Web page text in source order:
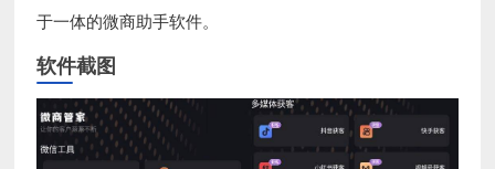
于一体的微商助手软件。
软件截图